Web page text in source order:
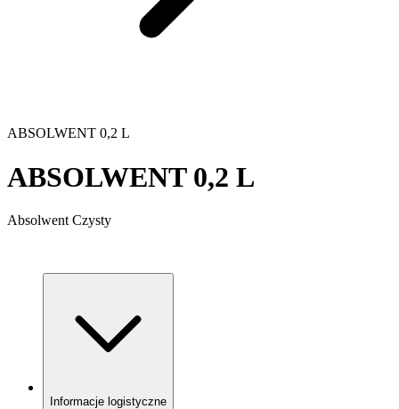
ABSOLWENT 0,2 L
ABSOLWENT 0,2 L
Absolwent Czysty
Informacje logistyczne